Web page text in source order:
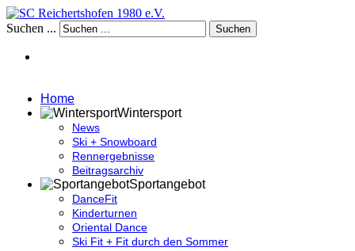
Suchen ... Suchen
Home
Wintersport
News
Ski + Snowboard
Rennergebnisse
Beitragsarchiv
Sportangebot
DanceFit
Kinderturnen
Oriental Dance
Ski Fit + Fit durch den Sommer